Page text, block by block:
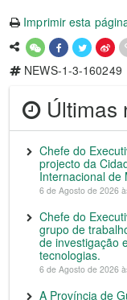
Imprimir esta
NEWS-1-3-160249
Últimas
Chefe do
projecto da
Internacional de
6 de Agosto de 2026
Chefe do
grupo de
de investigação
tecnologias.
6 de Agosto de 2026
A Província de